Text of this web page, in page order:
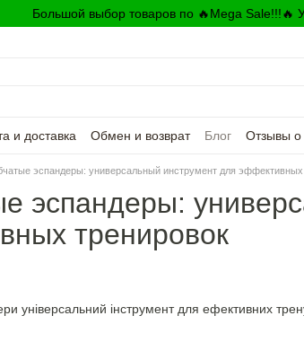
Большой выбор товаров по 🔥Mega Sale!!!🔥
и доставка Обмен и возврат Блог Отзывы о
эспандеры: универсальный инструмент для эффективных
эспандеры:
тренировок